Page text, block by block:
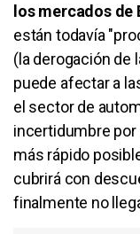
los mercados de
están todavía
(la derogación de
puede afectar a
el sector de
incertidumbre por
más rápido
cubrirá con
finalmente no